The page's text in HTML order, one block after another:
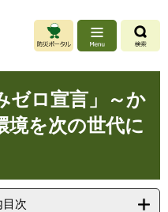
ゼロ宣言」～か
境を次の世代に
目次